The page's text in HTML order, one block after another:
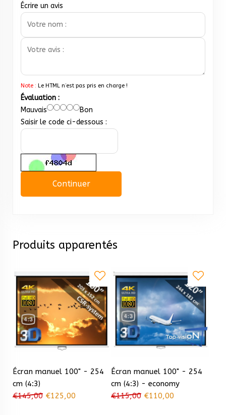
Écrire un avis
Note : Le HTML n’est pas pris en charge !
Évaluation :
Mauvais
Bon
Saisir le code ci-dessous :
Continuer
Produits apparentés
Écran manuel 100" - 254
cm (4:3)
€145,00 €125,00
Écran manuel 100" - 254
cm (4:3) - economy
€115,00 €110,00